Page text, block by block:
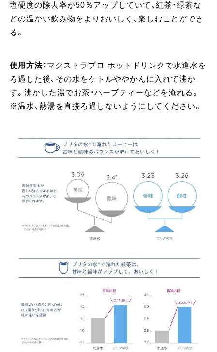
塩硬度の除去率が50％アップしていて、紅茶・緑茶な
どの温かい飲み物をよりおいしく、楽しむことができ
る。
使用方法： マクストラプロ ホットドリンクで水道水を
ろ過した後、その水をケトルややかんに入れて沸か
す。沸かした湯でお茶・ハーブティーなどを淹れる。
※温水、熱湯を直接ろ過しないようにしてください。